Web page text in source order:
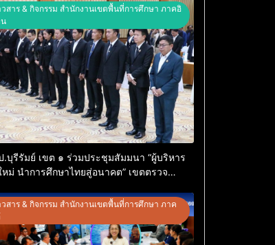
สาร & กิจกรรม สำนักงานเขตพื้นที่การศึกษา ภาคอิ
.บุรีรัมย์ เขต ๑ ร่วมประชุมสัมมนา “ผู้บริหาร
หม่ นำการศึกษาไทยสู่อนาคต” เขตตรวจ
สาร & กิจกรรม สำนักงานเขตพื้นที่การศึกษา ภาค